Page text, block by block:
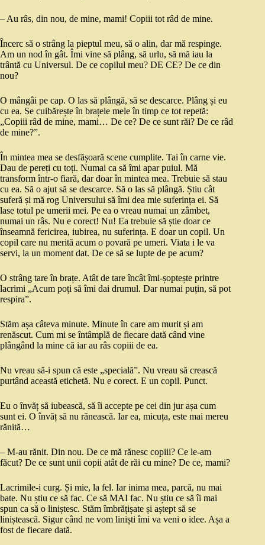
– Au râs, din nou, de mine, mami! Copiii tot râd de mine.
Încerc să o strâng la pieptul meu, să o alin, dar mă respinge.
Am un nod în gât. Îmi vine să plâng, să urlu, să mă iau la
trântă cu Universul. De ce copilul meu? DE CE? De ce din
nou?
O mângâi pe cap. O las să plângă, să se descarce. Plâng și eu
cu ea. Se cuibărește în brațele mele în timp ce tot repetă:
„Copiii râd de mine, mami… De ce? De ce sunt răi? De ce râd
de mine?”.
În mintea mea se desfășoară scene cumplite. Tai în carne vie.
Dau de pereți cu toți. Numai ca să îmi apar puiul. Mă
transform într-o fiară, dar doar în mintea mea. Trebuie să stau
cu ea. Să o ajut să se descarce. Să o las să plângă. Știu cât
suferă și mă rog Universului să îmi dea mie suferința ei. Să
lase totul pe umerii mei. Pe ea o vreau numai un zâmbet,
numai un râs. Nu e corect! Nu! Ea trebuie să știe doar ce
înseamnă fericirea, iubirea, nu suferința. E doar un copil. Un
copil care nu merită acum o povară pe umeri. Viata i le va
servi, la un moment dat. De ce să se lupte de pe acum?
O strâng tare în brațe. Atât de tare încât îmi-șoptește printre
lacrimi „Acum poți să îmi dai drumul. Dar numai puțin, să pot
respira”.
Stăm așa câteva minute. Minute în care am murit și am
renăscut. Cum mi se întâmplă de fiecare dată când vine
plângând la mine că iar au râs copiii de ea.
Nu vreau să-i spun că este „specială”. Nu vreau să crească
purtând această etichetă. Nu e corect. E un copil. Punct.
Eu o învăț să iubească, să îi accepte pe cei din jur așa cum
sunt ei. O învăț să nu rănească. Iar ea, micuța, este mai mereu
rănită…
– M-au rănit. Din nou. De ce mă rănesc copiii? Ce le-am
făcut? De ce sunt unii copii atât de răi cu mine? De ce, mami?
Lacrimile-i curg. Și mie, la fel. Iar inima mea, parcă, nu mai
bate. Nu știu ce să fac. Ce să MAI fac. Nu știu ce să îi mai
spun ca să o liniștesc. Stăm îmbrățișate și aștept să se
liniștească. Sigur când ne vom liniști îmi va veni o idee. Așa a
fost de fiecare dată.